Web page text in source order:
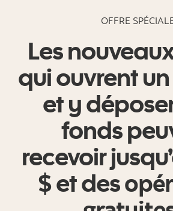
OFFRE
Les
qui ouvrent
et y
fonds
recevoir
$et des